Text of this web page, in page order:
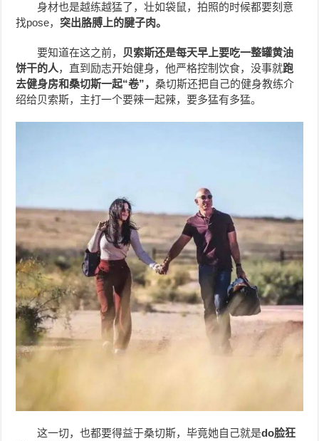
身材也是越练越猛了，壮如袋鼠，拍照的时候都要刻意
找pose，突出胳膊上的腱子肉。
要知道在这之前，
贝索斯还是每天早上要吃一整罐黄油
饼干的人，直到励志开始健身，他严格控制饮食，没事就跑
去健身房和桑切斯一起“卷”，桑切斯还把自己的健身教练介
绍给贝索斯，主打一个要辣一起辣，要多猛有多猛。
这一切，也都要得益于桑切斯，毕竟她自己就是do脸狂